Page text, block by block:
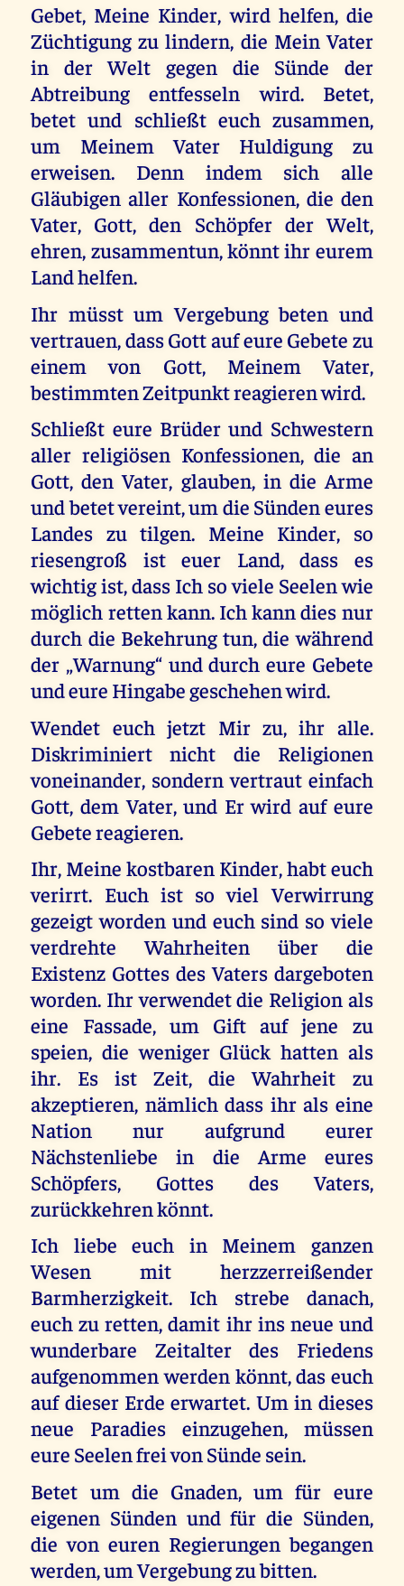
Gebet, Meine Kinder, wird helfen, die
Züchtigung zu lindern, die Mein Vater
in der Welt gegen die Sünde der
Abtreibung entfesseln wird. Betet,
betet und schließt euch zusammen,
um Meinem Vater Huldigung zu
erweisen. Denn indem sich alle
Gläubigen aller Konfessionen, die den
Vater, Gott, den Schöpfer der Welt,
ehren, zusammentun, könnt ihr eurem
Land helfen.
Ihr müsst um Vergebung beten und
vertrauen, dass Gott auf eure Gebete zu
einem von Gott, Meinem Vater,
bestimmten Zeitpunkt reagieren wird.
Schließt eure Brüder und Schwestern
aller religiösen Konfessionen, die an
Gott, den Vater, glauben, in die Arme
und betet vereint, um die Sünden eures
Landes zu tilgen. Meine Kinder, so
riesengroß ist euer Land, dass es
wichtig ist, dass Ich so viele Seelen wie
möglich retten kann. Ich kann dies nur
durch die Bekehrung tun, die während
der „Warnung“ und durch eure Gebete
und eure Hingabe geschehen wird.
Wendet euch jetzt Mir zu, ihr alle.
Diskriminiert nicht die Religionen
voneinander, sondern vertraut einfach
Gott, dem Vater, und Er wird auf eure
Gebete reagieren.
Ihr, Meine kostbaren Kinder, habt euch
verirrt. Euch ist so viel Verwirrung
gezeigt worden und euch sind so viele
verdrehte Wahrheiten über die
Existenz Gottes des Vaters dargeboten
worden. Ihr verwendet die Religion als
eine Fassade, um Gift auf jene zu
speien, die weniger Glück hatten als
ihr. Es ist Zeit, die Wahrheit zu
akzeptieren, nämlich dass ihr als eine
Nation nur aufgrund eurer
Nächstenliebe in die Arme eures
Schöpfers, Gottes des Vaters,
zurückkehren könnt.
Ich liebe euch in Meinem ganzen
Wesen mit herzzerreißender
Barmherzigkeit. Ich strebe danach,
euch zu retten, damit ihr ins neue und
wunderbare Zeitalter des Friedens
aufgenommen werden könnt, das euch
auf dieser Erde erwartet. Um in dieses
neue Paradies einzugehen, müssen
eure Seelen frei von Sünde sein.
Betet um die Gnaden, um für eure
eigenen Sünden und für die Sünden,
die von euren Regierungen begangen
werden, um Vergebung zu bitten.